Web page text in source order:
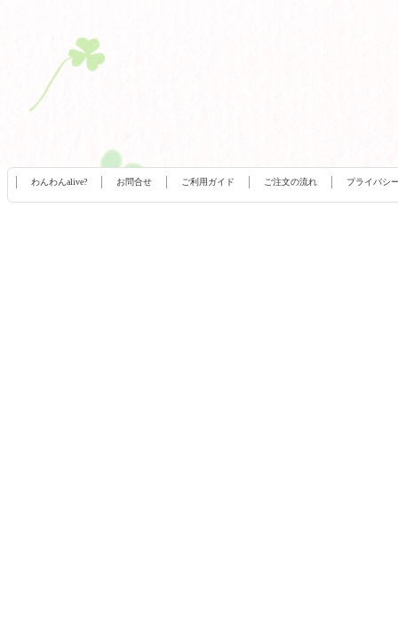
わんわんalive? お問合せ ご利用ガイド ご注文の流れ プライバシ